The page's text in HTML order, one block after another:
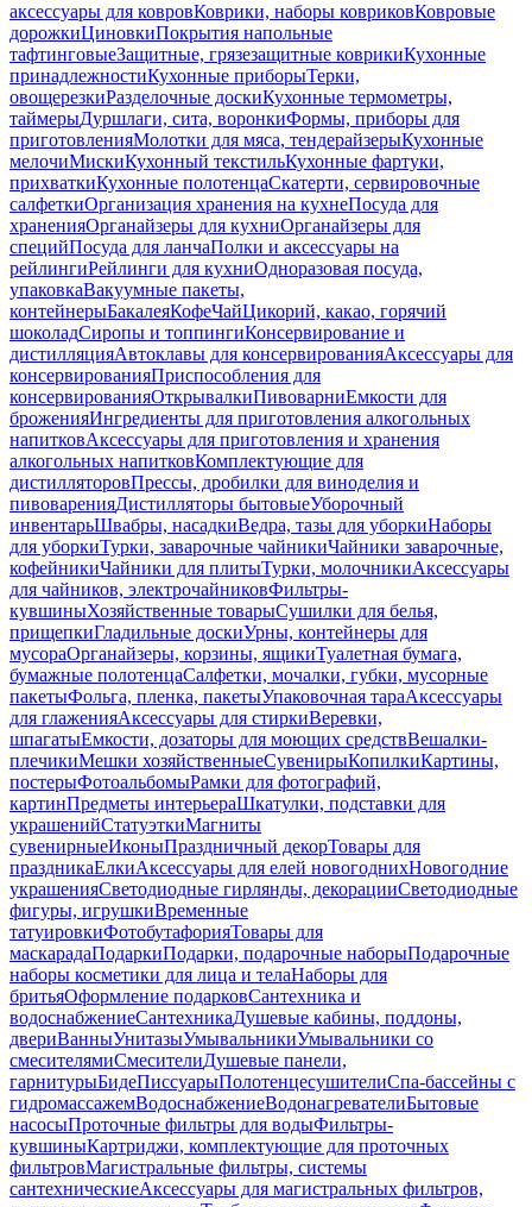
аксессуары для ковровКоврики, наборы ковриковКовровые
дорожкиЦиновкиПокрытия напольные
тафтинговыеЗащитные, грязезащитные коврикиКухонные
принадлежностиКухонные приборыТерки,
овощерезкиРазделочные доскиКухонные термометры,
таймерыДуршлаги, сита, воронкиФормы, приборы для
приготовленияМолотки для мяса, тендерайзерыКухонные
мелочиМискиКухонный текстильКухонные фартуки,
прихваткиКухонные полотенцаСкатерти, сервировочные
салфеткиОрганизация хранения на кухнеПосуда для
храненияОрганайзеры для кухниОрганайзеры для
специйПосуда для ланчаПолки и аксессуары на
рейлингиРейлинги для кухниОдноразовая посуда,
упаковкаВакуумные пакеты,
контейнерыБакалеяКофеЧайЦикорий, какао, горячий
шоколадСиропы и топпингиКонсервирование и
дистилляцияАвтоклавы для консервированияАксессуары для
консервированияПриспособления для
консервированияОткрывалкиПивоварниЕмкости для
броженияИнгредиенты для приготовления алкогольных
напитковАксессуары для приготовления и хранения
алкогольных напитковКомплектующие для
дистилляторовПрессы, дробилки для виноделия и
пивоваренияДистилляторы бытовыеУборочный
инвентарьШвабры, насадкиВедра, тазы для уборкиНаборы
для уборкиТурки, заварочные чайникиЧайники заварочные,
кофейникиЧайники для плитыТурки, молочникиАксессуары
для чайников, электрочайниковФильтры-
кувшиныХозяйственные товарыСушилки для белья,
прищепкиГладильные доскиУрны, контейнеры для
мусораОрганайзеры, корзины, ящикиТуалетная бумага,
бумажные полотенцаСалфетки, мочалки, губки, мусорные
пакетыФольга, пленка, пакетыУпаковочная тараАксессуары
для глаженияАксессуары для стиркиВеревки,
шпагатыЕмкости, дозаторы для моющих средствВешалки-
плечикиМешки хозяйственныеСувенирыКопилкиКартины,
постерыФотоальбомыРамки для фотографий,
картинПредметы интерьераШкатулки, подставки для
украшенийСтатуэткиМагниты
сувенирныеИконыПраздничный декорТовары для
праздникаЕлкиАксессуары для елей новогоднихНовогодние
украшенияСветодиодные гирлянды, декорацииСветодиодные
фигуры, игрушкиВременные
татуировкиФотобутафорияТовары для
маскарадаПодаркиПодарки, подарочные наборыПодарочные
наборы косметики для лица и телаНаборы для
бритьяОформление подарковСантехника и
водоснабжениеСантехникаДушевые кабины, поддоны,
двериВанныУнитазыУмывальникиУмывальники со
смесителямиСмесителиДушевые панели,
гарнитурыБидеПиссуарыПолотенцесушителиСпа-бассейны с
гидромассажемВодоснабжениеВодонагревателиБытовые
насосыПроточные фильтры для водыФильтры-
кувшиныКартриджи, комплектующие для проточных
фильтровМагистральные фильтры, системы
сантехническиеАксессуары для магистральных фильтров,